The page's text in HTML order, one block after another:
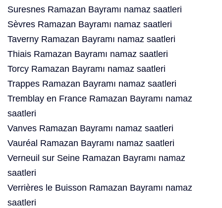
Suresnes Ramazan Bayramı namaz saatleri
Sèvres Ramazan Bayramı namaz saatleri
Taverny Ramazan Bayramı namaz saatleri
Thiais Ramazan Bayramı namaz saatleri
Torcy Ramazan Bayramı namaz saatleri
Trappes Ramazan Bayramı namaz saatleri
Tremblay en France Ramazan Bayramı namaz
saatleri
Vanves Ramazan Bayramı namaz saatleri
Vauréal Ramazan Bayramı namaz saatleri
Verneuil sur Seine Ramazan Bayramı namaz
saatleri
Verrières le Buisson Ramazan Bayramı namaz
saatleri